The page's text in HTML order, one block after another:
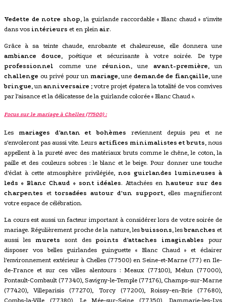
Vedette de notre shop , la guirlande raccordable « Blanc chaud » s'invite
dans vos intérieurs et en plein air.
Grâce à sa teinte chaude, enrobante et chaleureuse, elle donnera une
ambiance douce , poétique et sécurisante à votre soirée. De type
professionnel comme une réunion , une avant-première, un
challenge ou privé pour un mariage, une demande de fiançaille, une
bringue , un anniversaire ; votre projet épatera la totalité de vos convives
par l'aisance et la délicatesse de la guirlande colorée « Blanc Chaud ».
Focus sur le mariage à Chelles (77500) :
Les mariages d'antan et bohèmes reviennent depuis peu et ne
s'envoleront pas aussi vite. Leurs artifices minimalistes et bruts , nous
appellent à la pureté avec des matériaux bruts comme le chêne, le coton, la
paille et des couleurs sobres : le blanc et le beige. Pour donner une touche
d'éclat à cette atmosphère privilégiée, nos guirlandes lumineuses à
leds « Blanc Chaud » sont idéales. Attachées en hauteur sur des
charpentes et torsadées autour d'un support, elles magnifieront
votre espace de célébration.
La cours est aussi un facteur important à considérer lors de votre soirée de
mariage. Régulièrement proche de la nature, lesbuissons , lesbranches et
aussi les murets sont des points d'attaches imaginables pour
disposer vos belles guirlandes guinguette « Blanc Chaud » et éclairer
l'environnement extérieur à Chelles (77500) en Seine-et-Marne (77) en Ile-
de-France et sur ces villes alentours : Meaux (77100), Melun (77000),
Pontault-Combault (77340), Savigny-le-Temple (77176), Champs-sur-Marne
(77420), Villeparisis (77270), Torcy (77200), Roissy-en-Brie (77680),
Combs-la-Ville (77380), Le Mée-sur-Seine (77350), Dammarie-les-Lys